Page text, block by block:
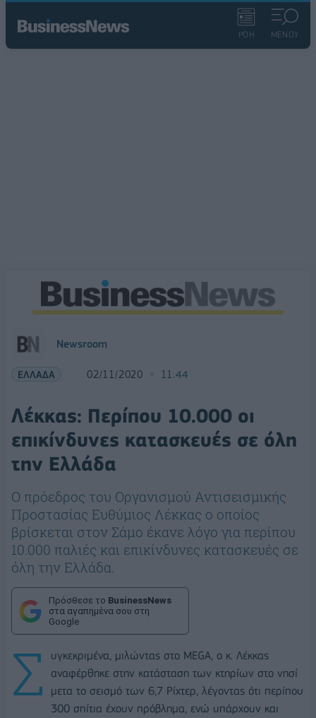
ΡΟΗ ΜΕΝΟΥ
Newsroom
ΕΛΛΑΔΑ 02/11/2020 11:44
Λέκκας: Περίπου 10.000 οι
επικίνδυνες κατασκευές σε όλη
την Ελλάδα
Ο πρόεδρος του Οργανισμού Αντισεισμικής
Προστασίας Ευθύμιος Λέκκας ο οποίος
βρίσκεται στον Σάμο έκανε λόγο για περίπου
10.000 παλιές και επικίνδυνες κατασκευές σε
όλη την Ελλάδα.
Πρόσθεσε το BusinessNews
στα αγαπημένα σου στη
Google
Σ
υγκεκριμένα, μιλώντας στο MEGA, ο κ. Λέκκας
αναφέρθηκε στην κατάσταση των κτηρίων στο νησί
μετα το σεισμό των 6,7 Ρίχτερ, λέγοντας ότι περίπου
300 σπίτια έχουν πρόβλημα, ενώ υπάρχουν και